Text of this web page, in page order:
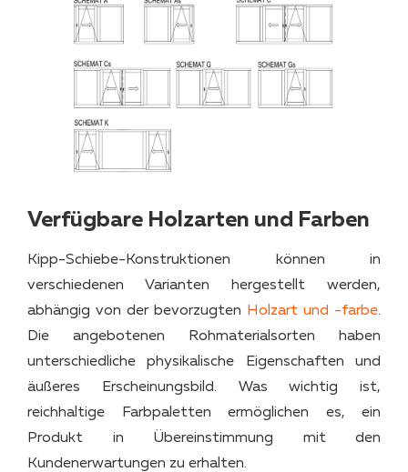
Verfügbare Holzarten und Farben
Kipp-Schiebe-Konstruktionen können in
verschiedenen Varianten hergestellt werden,
abhängig von der bevorzugten
Holzart und -farbe.
Die angebotenen Rohmaterialsorten haben
unterschiedliche physikalische Eigenschaften und
äußeres Erscheinungsbild. Was wichtig ist,
reichhaltige Farbpaletten ermöglichen es, ein
Produkt in Übereinstimmung mit den
Kundenerwartungen zu erhalten.